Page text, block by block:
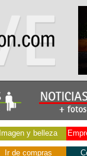
Imagen y belleza
Ir de compras